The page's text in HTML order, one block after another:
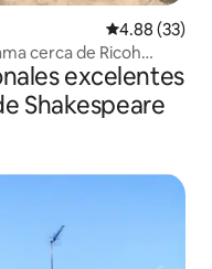
Calificación
4.88 (33)
cerca de Ricoh
excelentes
Shakespeare